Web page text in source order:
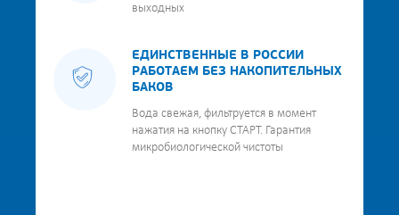
выходных
ЕДИНСТВЕННЫЕ В РОССИИ
РАБОТАЕМ БЕЗ НАКОПИТЕЛЬНЫХ
БАКОВ
Вода свежая, фильтруется в момент
нажатия на кнопку СТАРТ. Гарантия
микробиологической чистоты